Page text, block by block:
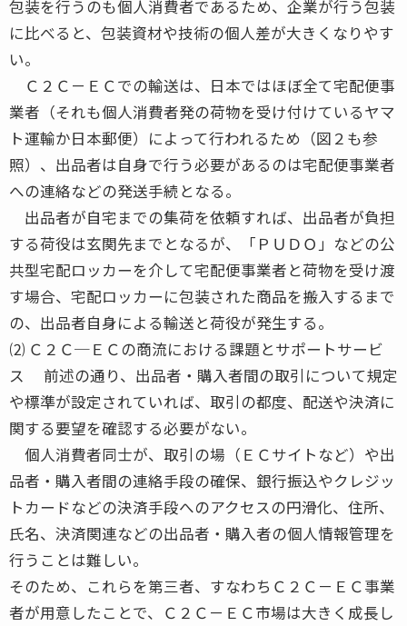
包装を行うのも個人消費者であるため、企業が行う包装
に比べると、包装資材や技術の個人差が大きくなりやす
い。
Ｃ２Ｃ－ＥＣでの輸送は、日本ではほぼ全て宅配便事
業者（それも個人消費者発の荷物を受け付けているヤマ
ト運輸か日本郵便）によって行われるため（図２も参
照）、出品者は自身で行う必要があるのは宅配便事業者
への連絡などの発送手続となる。
出品者が自宅までの集荷を依頼すれば、出品者が負担
する荷役は玄関先までとなるが、「ＰＵＤＯ」などの公
共型宅配ロッカーを介して宅配便事業者と荷物を受け渡
す場合、宅配ロッカーに包装された商品を搬入するまで
の、出品者自身による輸送と荷役が発生する。
⑵ Ｃ２Ｃ─ＥＣの商流における課題とサポートサービ
ス 前述の通り、出品者・購入者間の取引について規定
や標準が設定されていれば、取引の都度、配送や決済に
関する要望を確認する必要がない。
個人消費者同士が、取引の場（ＥＣサイトなど）や出
品者・購入者間の連絡手段の確保、銀行振込やクレジッ
トカードなどの決済手段へのアクセスの円滑化、住所、
氏名、決済関連などの出品者・購入者の個人情報管理を
行うことは難しい。
そのため、これらを第三者、すなわちＣ２Ｃ－ＥＣ事業
者が用意したことで、Ｃ２Ｃ－ＥＣ市場は大きく成長し